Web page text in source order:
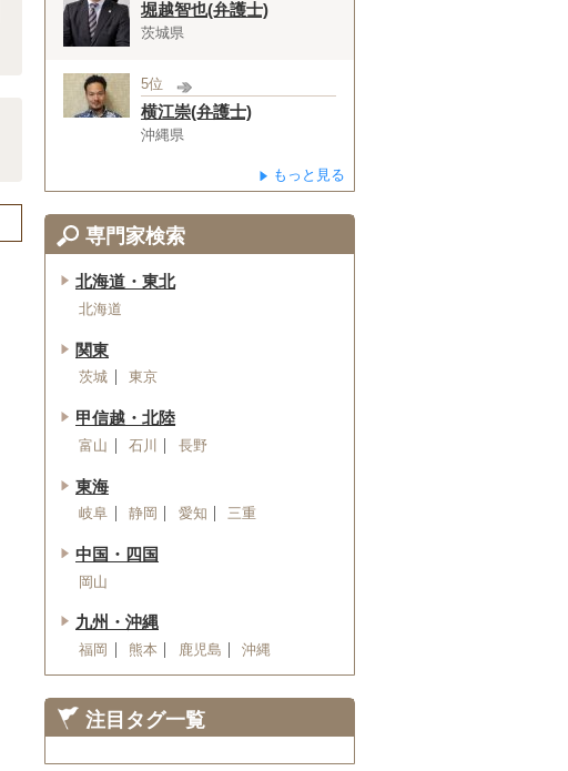
堀越智也(弁護士)
茨城県
5位
横江崇(弁護士)
沖縄県
もっと見る
専門家検索
北海道・東北
北海道
関東
茨城 東京
甲信越・北陸
富山 石川 長野
東海
岐阜 静岡 愛知 三重
中国・四国
岡山
九州・沖縄
福岡 熊本 鹿児島 沖縄
注目タグ一覧